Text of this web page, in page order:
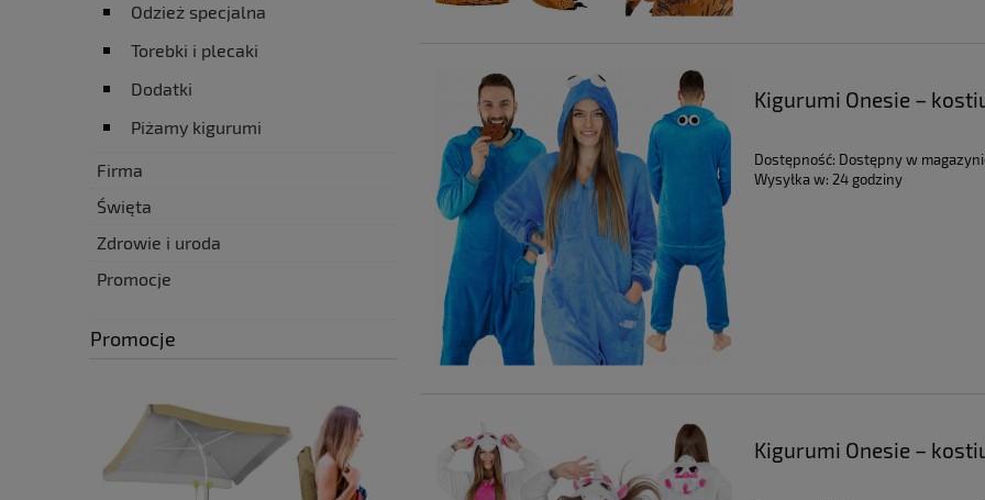
Odzież specjalna
Torebki i plecaki
Dodatki
Piżamy kigurumi
Firma
Święta
Zdrowie i uroda
Promocje
Promocje
Kigurumi Onesie –
Dostępność: Dostępny w
Wysyłka w: 24 godziny
Kigurumi Onesie –